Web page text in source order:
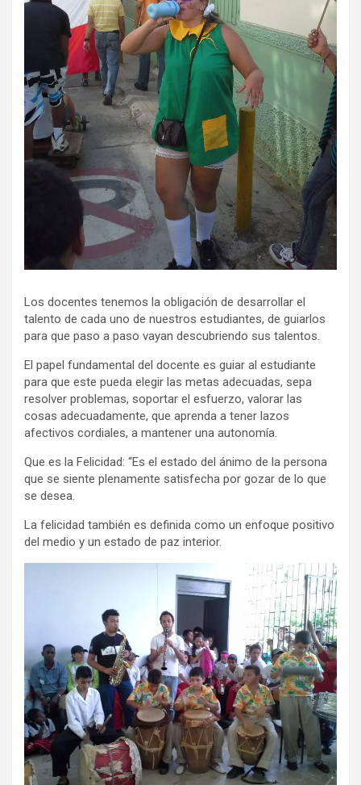
Los docentes tenemos la obligación de desarrollar el
talento de cada uno de nuestros estudiantes, de guiarlos
para que paso a paso vayan descubriendo sus talentos.
El papel fundamental del docente es guiar al estudiante
para que este pueda elegir las metas adecuadas, sepa
resolver problemas, soportar el esfuerzo, valorar las
cosas adecuadamente, que aprenda a tener lazos
afectivos cordiales, a mantener una autonomía.
Que es la Felicidad: “Es el estado del ánimo de la persona
que se siente plenamente satisfecha por gozar de lo que
se desea.
La felicidad también es definida como un enfoque positivo
del medio y un estado de paz interior.